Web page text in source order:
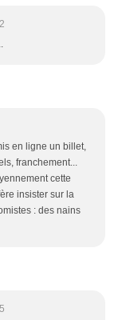
en ligne un billet,
franchement...
cette
insister sur la
: des nains